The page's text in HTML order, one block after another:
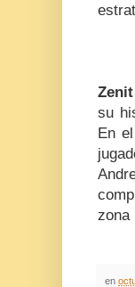
su
En
zona
en